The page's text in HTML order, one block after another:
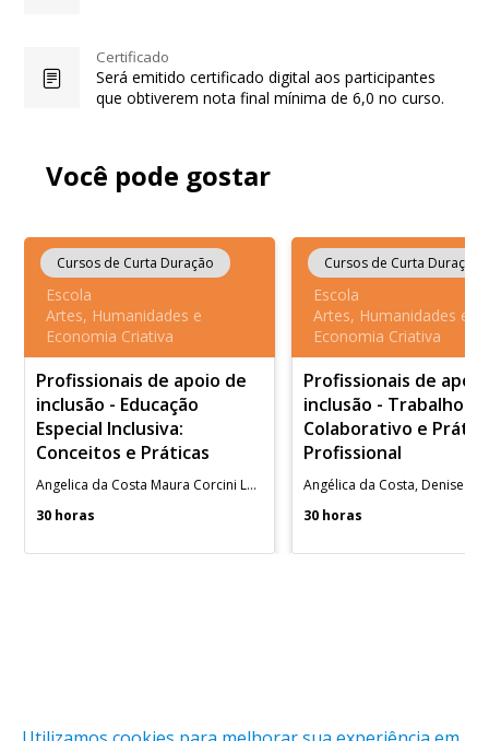
Certificado
Será emitido certificado digital aos participantes
que obtiverem nota final mínima de 6,0 no curso.
Você pode gostar
Cursos de Curta Duração
Escola
Artes, Humanidades e
Economia Criativa
Profissionais de apoio de
inclusão - Educação
Especial Inclusiva:
Conceitos e Práticas
Angelica da Costa Maura Corcini Lopes
30 horas
Cursos de Curta Duração
Escola
Artes, Humanidades e
Economia Criativa
Profissionais de
inclusão - Trabalho
Colaborativo e
Profissional
30 horas